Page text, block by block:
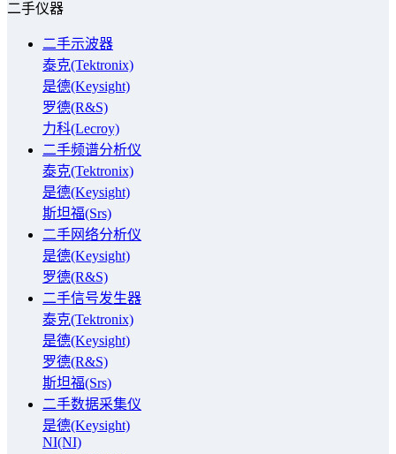
二手仪器
二手示波器
泰克(Tektronix)
是德(Keysight)
罗德(R&S)
力科(Lecroy)
二手频谱分析仪
泰克(Tektronix)
是德(Keysight)
斯坦福(Srs)
二手网络分析仪
是德(Keysight)
罗德(R&S)
二手信号发生器
泰克(Tektronix)
是德(Keysight)
罗德(R&S)
斯坦福(Srs)
二手数据采集仪
是德(Keysight)
NI(NI)